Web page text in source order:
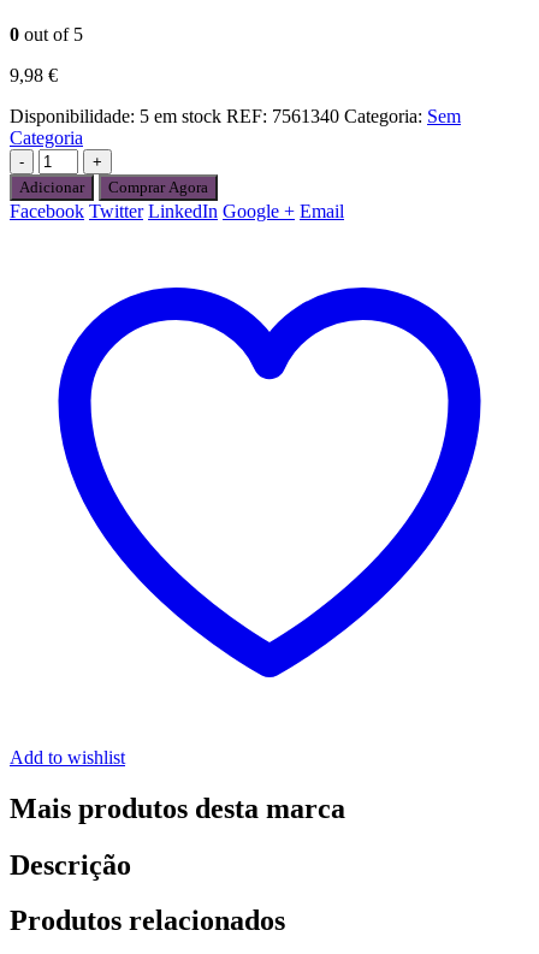
0 out of 5
9,98 €
Disponibilidade: 5 em stock REF: 7561340 Categoria: Sem
Categoria
-
+
Adicionar
Comprar Agora
Facebook Twitter LinkedIn Google + Email
Add to wishlist
Mais produtos desta marca
Descrição
Produtos relacionados